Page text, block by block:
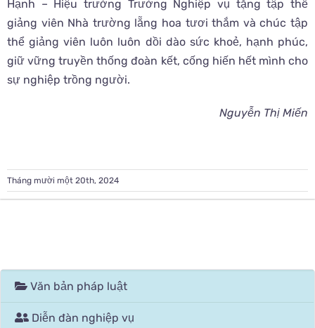
Hạnh – Hiệu trưởng Trường Nghiệp vụ tặng tập thể
giảng viên Nhà trường lẵng hoa tươi thắm và chúc tập
thể giảng viên luôn luôn dồi dào sức khoẻ, hạnh phúc,
giữ vững truyền thống đoàn kết, cống hiến hết mình cho
sự nghiệp trồng người.
Nguyễn Thị Miến
Tháng mười một 20th, 2024
Văn bản pháp luật
Diễn đàn nghiệp vụ